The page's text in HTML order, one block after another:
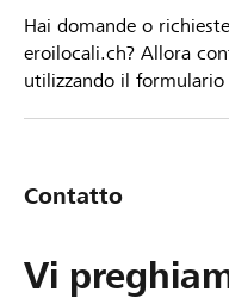
Hai domande o
eroilocali.ch? Allora
utilizzando il
Contatto
Vi